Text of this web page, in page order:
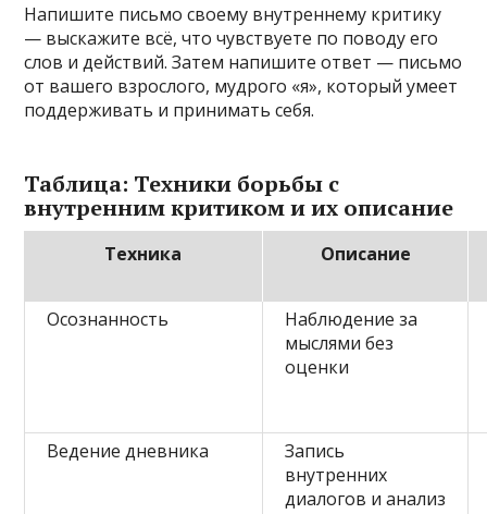
Напишите письмо своему внутреннему критику
— выскажите всё, что чувствуете по поводу его
слов и действий. Затем напишите ответ — письмо
от вашего взрослого, мудрого «я», который умеет
поддерживать и принимать себя.
Таблица: Техники борьбы с
внутренним критиком и их описание
Техника Описание
Осознанность
Наблюдение за
мыслями без
оценки
Ведение дневника
Запись
внутренних
диалогов и анализ